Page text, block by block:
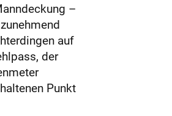
–
auf
der
Punkt